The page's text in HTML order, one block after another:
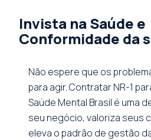
Invista na Saúde e
Conformidade da
Não espere que os
para agir. Contratar NR-1
Saúde Mental Brasil é uma
seu negócio, valoriza seus
eleva o padrão de gestão